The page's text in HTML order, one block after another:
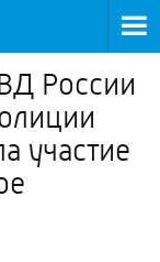
России
участие